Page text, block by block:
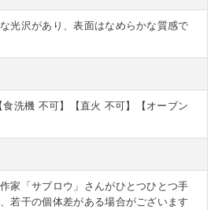
光沢があり、表面はなめらかな質感で
食洗機 不可】【直火 不可】【オーブン
家「サブロウ」さんがひとつひとつ手
若干の個体差がある場合がございます